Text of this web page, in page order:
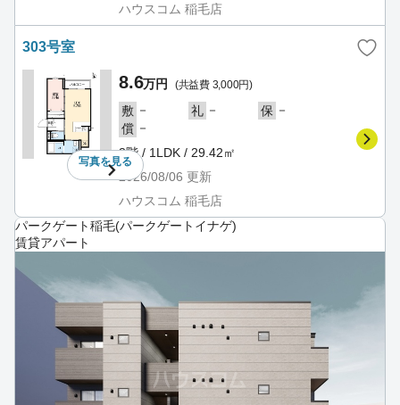
ハウスコム 稲毛店
303号室
写真を見る
8.6万円 (共益費 3,000円)
敷 － 礼 － 保 －
償 －
3階 / 1LDK / 29.42㎡
2026/08/06 更新
ハウスコム 稲毛店
パークゲート稲毛(パークゲートイナゲ)
賃貸アパート